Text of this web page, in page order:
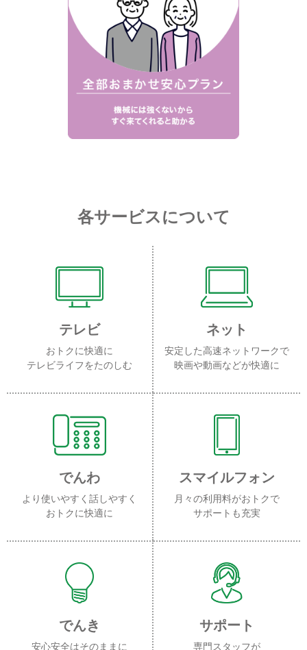
各サービスについて
テレビ
おトクに快適に
テレビライフをたのしむ
ネット
安定した高速ネットワークで
映画や動画などが快適に
でんわ
より使いやすく話しやすく
おトクに快適に
スマイルフォン
月々の利用料がおトクで
サポートも充実
でんき
安心安全はそのままに
サポート
専門スタッフが